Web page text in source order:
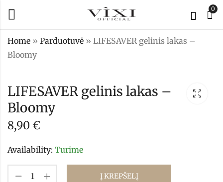
0
Home » Parduotuvė » LIFESAVER gelinis lakas –
Bloomy
lakas - Hazelnut
lakas - Trendy
LIFESAVER gelinis lakas –
Bloomy
8,90 €
Availability: Turime
Į KREPŠELĮ